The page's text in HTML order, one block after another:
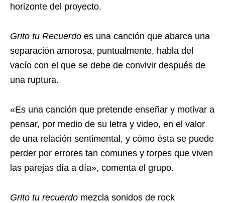
horizonte del proyecto.
Grito tu Recuerdo es una canción que abarca una
separación amorosa, puntualmente, habla del
vacío con el que se debe de convivir después de
una ruptura.
«Es una canción que pretende enseñar y motivar a
pensar, por medio de su letra y video, en el valor
de una relación sentimental, y cómo ésta se puede
perder por errores tan comunes y torpes que viven
las parejas día a día», comenta el grupo.
Grito tu recuerdo mezcla sonidos de rock